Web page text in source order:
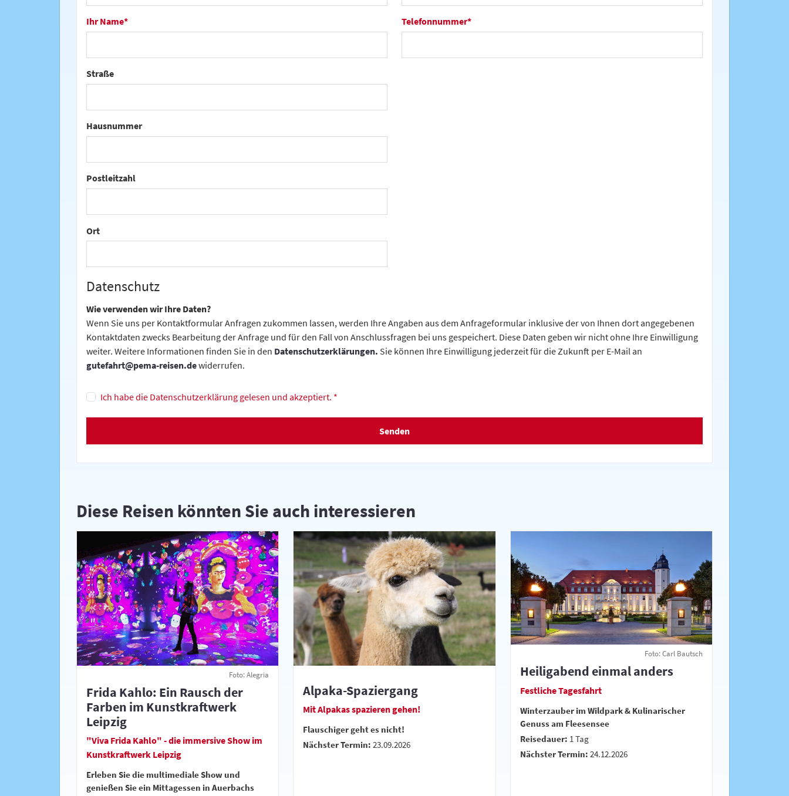
Ihr Name*
Straße
Hausnummer
Postleitzahl
Ort
Telefonnummer*
Datenschutz
Wie verwenden wir Ihre Daten?
Wenn Sie uns per Kontaktformular Anfragen zukommen lassen, werden Ihre Angaben aus dem Anfrageformular inklusive der von Ihnen dort angegebenen
Kontaktdaten zwecks Bearbeitung der Anfrage und für den Fall von Anschlussfragen bei uns gespeichert. Diese Daten geben wir nicht ohne Ihre Einwilligung
weiter. Weitere Informationen finden Sie in den Datenschutzerklärungen. Sie können Ihre Einwilligung jederzeit für die Zukunft per E-Mail an
gutefahrt@pema-reisen.dewiderrufen.
Ich habe die Datenschutzerklärung gelesen und akzeptiert. *
Senden
Diese Reisen könnten Sie auch interessieren
Foto: Alegria
Frida Kahlo: Ein Rausch der
Farben im Kunstkraftwerk
Leipzig
"Viva Frida Kahlo" - die immersive Show im
Kunstkraftwerk Leipzig
Erleben Sie die multimediale Show und
genießen Sie ein Mittagessen in Auerbachs
Alpaka-Spaziergang
Mit Alpakas spazieren gehen!
Flauschiger geht es nicht!
Nächster Termin: 23.09.2026
Foto: Carl Bautsch
Heiligabend einmal anders
Festliche Tagesfahrt
Winterzauber im Wildpark & Kulinarischer
Genuss am Fleesensee
Reisedauer: 1 Tag
Nächster Termin: 24.12.2026